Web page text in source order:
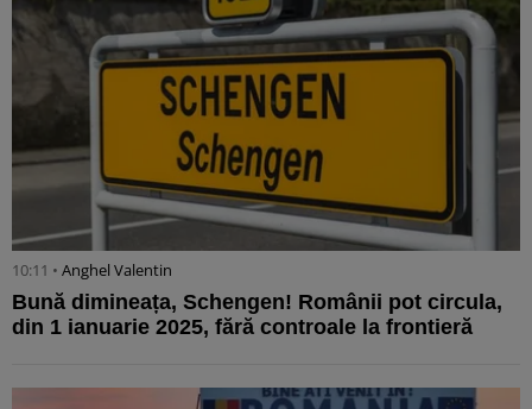
10:11 • Anghel Valentin
Bună dimineața, Schengen! Românii pot circula,
din 1 ianuarie 2025, fără controale la frontieră